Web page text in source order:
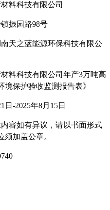
料科技有限公司
振园路98号
天之蓝能源环保科技有限公
材料科技有限公司年产3万吨高
保护验收监测报告表》
日 -2025年8月 1 5日
容如有异议，请以书面形式
加盖公章。